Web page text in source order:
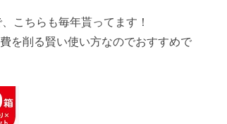
こちらも毎年貰ってます！
を削る賢い使い方なのでおすすめで